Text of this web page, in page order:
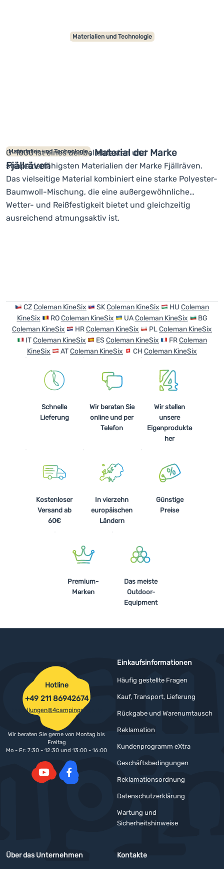
DLF Valve
Materialien und Technologie
G-1000: Ikonisches Material der Marke
Fjällräven
Materialien und Technologie
G-1000 ist eines der beliebtesten und
strapazierfähigsten Materialien der Marke Fjällräven.
Das vielseitige Material kombiniert eine starke Polyester-
Baumwoll-Mischung, die eine außergewöhnliche
Wetter- und Reißfestigkeit bietet und gleichzeitig
ausreichend atmungsaktiv ist.
CZColeman KineSix SKColeman KineSix HU Coleman
KineSix
ROColeman KineSix UAColeman KineSix
BG
Coleman KineSix
HRColeman KineSix PLColeman KineSix
ITColeman KineSix ES Coleman KineSix FRColeman
KineSix
ATColeman KineSix CH Coleman KineSix
Schnelle
Lieferung
Wir beraten Sie
online und per
Telefon
Wir stellen
unsere
Eigenprodukte
her
Kostenloser
Versand ab
60€
In vierzehn
europäischen
Ländern
Günstige
Preise
Premium-
Marken
Das meiste
Outdoor-
Equipment
Einkaufsinformationen
Häufig gestellte Fragen
Kauf, Transport, Lieferung
Rückgabe und Warenumtausch
Reklamation
Kundenprogramm eXtra
Geschäftsbedingungen
Reklamationsordnung
Datenschutzerklärung
Wartung und
Sicherheitshinweise
Über das Unternehmen Kontakte
Hotline
+49 211 86942674
bestellungen@4campingshop.de
Wir beraten Sie gerne von Montag bis
Freitag
Mo - Fr: 7:30 - 12:30 und 13:00 - 16:00